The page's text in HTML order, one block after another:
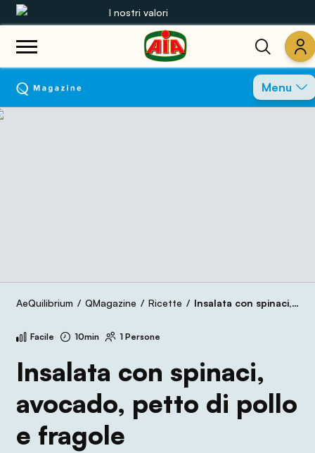
I nostri valori
Le nostre gamme
Ricette
Menu
AeQuilibrium QMagazine Ricette Insalata con spinaci, avocado, petto di pollo e fragole
Facile 10min 1 Persone
Insalata con spinaci,
avocado, petto di pollo
e fragole